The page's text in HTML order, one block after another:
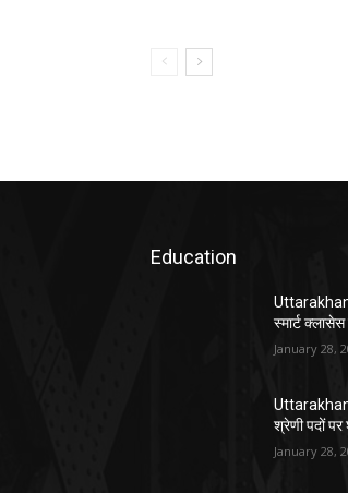
Education
स्मार्ट
January 28,
श्रेणी पदों पर
January 28,